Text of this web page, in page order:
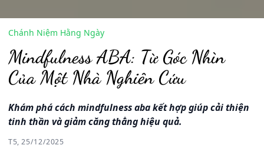
Chánh Niệm Hằng Ngày
Mindfulness ABA: Từ Góc Nhìn
Của Một Nhà Nghiên Cứu
Khám phá cách mindfulness aba kết hợp giúp cải thiện
tinh thần và giảm căng thẳng hiệu quả.
T5, 25/12/2025